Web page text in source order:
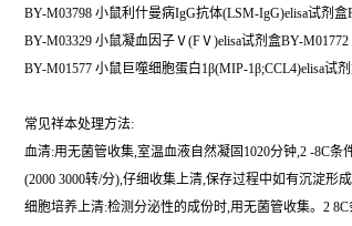
BY-M03798 小鼠利什曼病IgG抗体(LSM-IgG)elisa试剂盒
BY-M03329 小鼠凝血因子Ⅴ(FⅤ)elisa试剂盒BY-
BY-M01577 小鼠巨噬细胞蛋白1β(MIP-1β;CCL4)elisa试
常见祥本处理方法:
血清:用无菌管收集,室温血液自然凝固1020分钟,2 -8C
(2000 3000转/分),仔细收集上清,保存过程中如有沉淀形成
细胞培养上清:检测分泌性的成份时,用无菌管收集。2